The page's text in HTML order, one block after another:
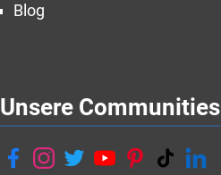
Blog
Unsere Communities